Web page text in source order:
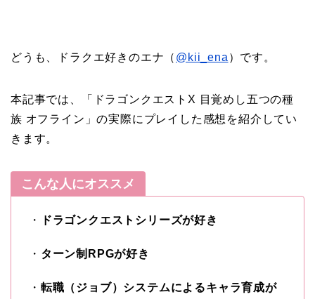
どうも、ドラクエ好きのエナ（ @kii_ena ）です。
本記事では、「ドラゴンクエストX 目覚めし五つの種
族 オフライン」の実際にプレイした感想を紹介してい
きます。
こんな人にオススメ
・ ドラゴンクエストシリーズが好き
・ ターン制RPGが好き
・ 転職（ジョブ）システムによるキャラ育成が